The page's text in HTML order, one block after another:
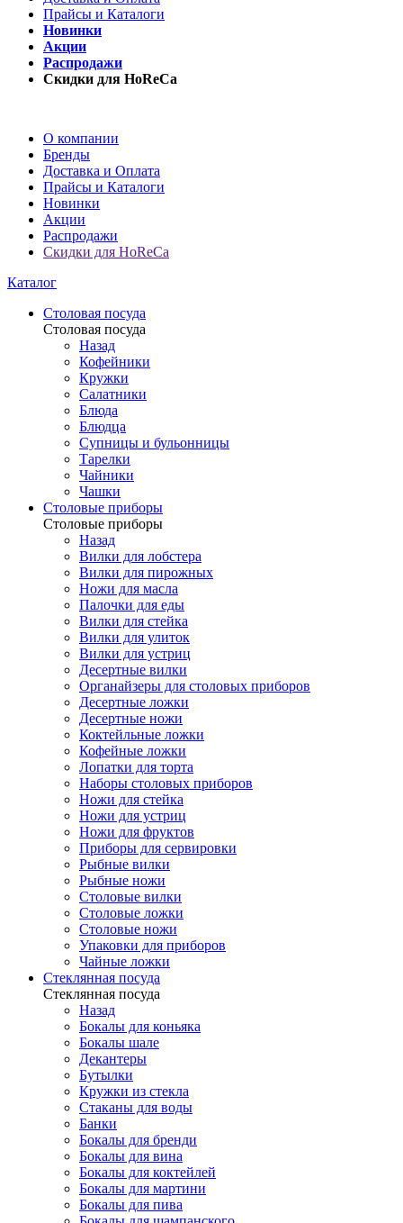
Прайсы и Каталоги
Новинки
Акции
Распродажи
Скидки для HoReCa
О компании
Бренды
Доставка и Оплата
Прайсы и Каталоги
Новинки
Акции
Распродажи
Скидки для HoReCa
Каталог
Столовая посуда
Столовая посуда
Назад
Кофейники
Кружки
Салатники
Блюда
Блюдца
Супницы и бульонницы
Тарелки
Чайники
Чашки
Cтоловые приборы
Cтоловые приборы
Назад
Вилки для лобстера
Вилки для пирожных
Ножи для масла
Палочки для еды
Вилки для стейка
Вилки для улиток
Вилки для устриц
Десертные вилки
Органайзеры для столовых приборов
Десертные ложки
Десертные ножи
Коктейльные ложки
Кофейные ложки
Лопатки для торта
Наборы столовых приборов
Ножи для стейка
Ножи для устриц
Ножи для фруктов
Приборы для сервировки
Рыбные вилки
Рыбные ножи
Столовые вилки
Столовые ложки
Столовые ножи
Упаковки для приборов
Чайные ложки
Стеклянная посуда
Стеклянная посуда
Назад
Бокалы для коньяка
Бокалы шале
Декантеры
Бутылки
Кружки из стекла
Стаканы для воды
Банки
Бокалы для бренди
Бокалы для вина
Бокалы для коктейлей
Бокалы для мартини
Бокалы для пива